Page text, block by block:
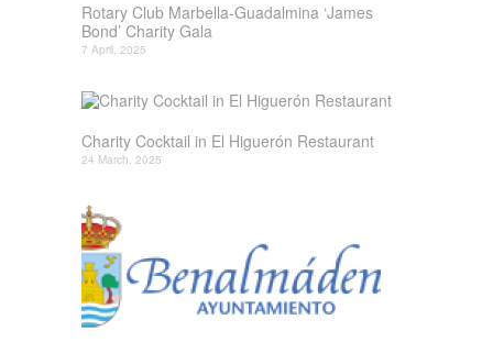
Rotary Club Marbella-Guadalmina ‘James
Bond’ Charity Gala
7 April, 2025
Charity Cocktail in El Higuerón Restaurant
24 March, 2025